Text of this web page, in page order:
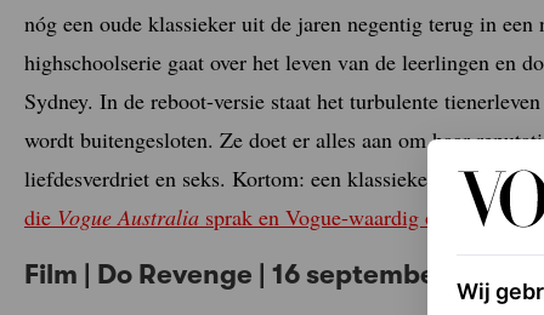
nóg een oude klassieker uit de jaren negentig terug in een
highschoolserie gaat over het leven van de leerlingen en
Sydney. In de reboot-versie staat het turbulente
wordt buitengesloten. Ze doet er alles aan om haar
liefdesverdriet en seks. Kortom: een klassieke
die Vogue Australia sprak en Vogue-waardig op de foto
Film | Do Revenge | 16 september
Wij